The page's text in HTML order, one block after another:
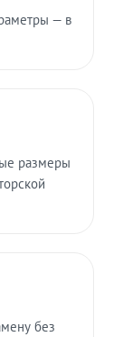
— в
размеры
без